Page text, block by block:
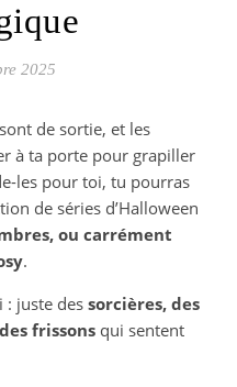
2025
de sortie, et les
à ta porte pour grapiller
les pour toi, tu pourras
de séries d’Halloween
ou carrément
.
: juste des sorcières, des
frissons qui sentent